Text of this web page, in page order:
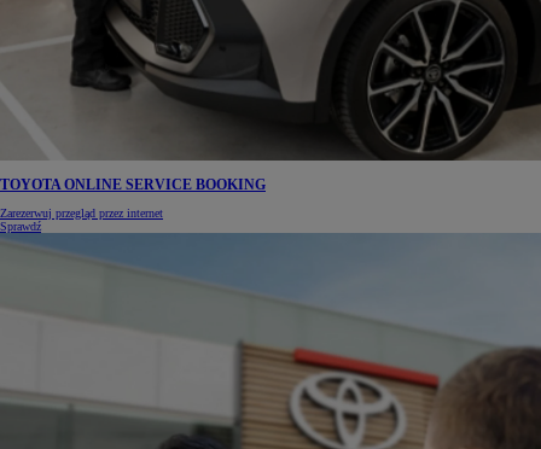
TOYOTA ONLINE SERVICE BOOKING
Zarezerwuj przegląd przez internet
Sprawdź